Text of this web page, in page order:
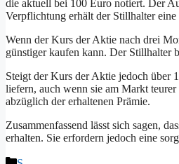
die aktuell bei 100 Euro notiert. Der
Verpflichtung erhält der Stillhalter
Wenn der Kurs der Aktie nach drei
günstiger kaufen kann. Der Stillhalter
Steigt der Kurs der Aktie jedoch über
liefern, auch wenn sie am Markt
abzüglich der erhaltenen Prämie.
Zusammenfassend lässt sich sagen,
erhalten. Sie erfordern jedoch eine
Kategorien